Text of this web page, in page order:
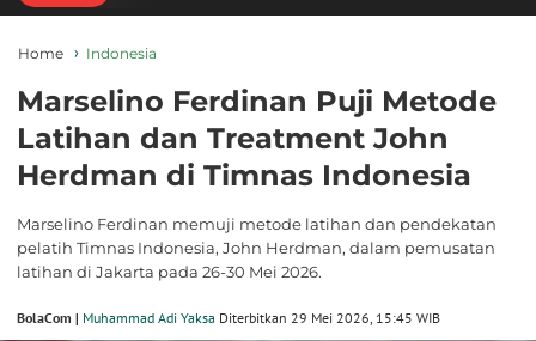
Home Indonesia
Marselino Ferdinan Puji Metode
Latihan dan Treatment John
Herdman di Timnas Indonesia
Marselino Ferdinan memuji metode latihan dan pendekatan
pelatih Timnas Indonesia, John Herdman, dalam pemusatan
latihan di Jakarta pada 26-30 Mei 2026.
BolaCom | Muhammad Adi Yaksa Diterbitkan 29 Mei 2026, 15:45 WIB